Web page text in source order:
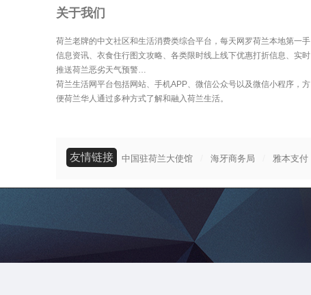
关于我们
荷兰老牌的中文社区和生活消费类综合平台，每天网罗荷兰本地第一手
信息资讯、衣食住行图文攻略、各类限时线上线下优惠打折信息、实时
推送荷兰恶劣天气预警…
荷兰生活网平台包括网站、手机APP、微信公众号以及微信小程序，方
便荷兰华人通过多种方式了解和融入荷兰生活。
友情链接 中国驻荷兰大使馆 海牙商务局 雅本支付